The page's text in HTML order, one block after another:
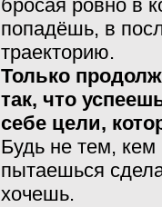
бросая ровно в
попадёшь, в
траекторию.
Только
так, что
себе цели,
Будь не тем, кем
пытаешься
хочешь.